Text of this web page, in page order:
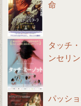
命
タッチ
ンセリ
パッシ